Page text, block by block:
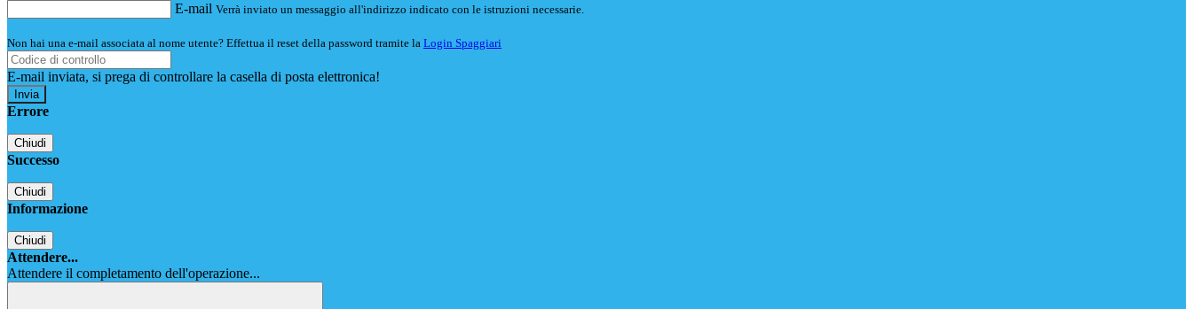
E-mail Verrà inviato un messaggio all'indirizzo indicato con le istruzioni necessarie.
Non hai una e-mail associata al nome utente? Effettua il reset della password tramite la Login Spaggiari
E-mail inviata, si prega di controllare la casella di posta elettronica!
Errore
Chiudi
Successo
Chiudi
Informazione
Chiudi
Attendere...
Attendere il completamento dell'operazione...